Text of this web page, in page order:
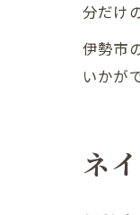
分だけ
伊勢市
いかが
ネ